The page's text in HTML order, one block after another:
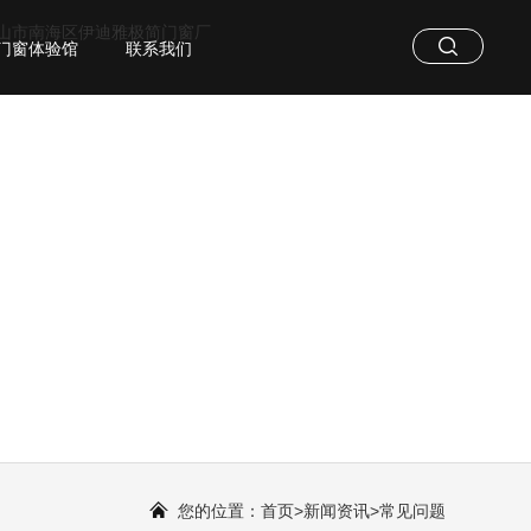
窗体验馆 联系我们
您的位置： 首页>新闻资讯>常见问题